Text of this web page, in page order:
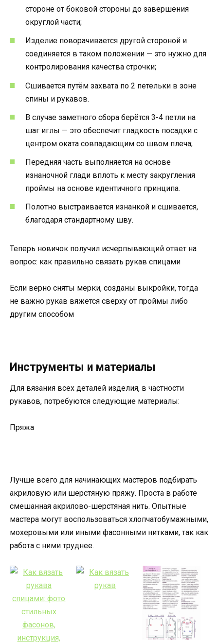
стороне от боковой стороны до завершения
округлой части;
Изделие поворачивается другой стороной и
соединяется в таком положении — это нужно для
контролирования качества строчки;
Сшивается путём захвата по 2 петельки в зоне
спины и рукавов.
В случае заметного сбора берётся 3-4 петли на
шаг иглы — это обеспечит гладкость посадки с
центром оката совпадающим со швом плеча;
Передняя часть выполняется на основе
изнаночной глади вплоть к месту закругления
проймы на основе идентичного принципа.
Полотно выстраивается изнанкой и сшивается,
благодаря стандартному шву.
Теперь новичок получил исчерпывающий ответ на
вопрос: как правильно связать рукав спицами
Если верно сняты мерки, созданы выкройки, тогда
не важно рукав вяжется сверху от проймы либо
другим способом
Инструменты и материалы
Для вязания всех деталей изделия, в частности
рукавов, потребуются следующие материалы:
Пряжа
Лучше всего для начинающих мастеров подбирать
акриловую или шерстяную пряжу. Проста в работе
смешанная акрилово-шерстяная нить. Опытные
мастера могут воспользоваться хлопчатобумажными,
мохеровыми или иными фасонными нитками, так как
работа с ними труднее.